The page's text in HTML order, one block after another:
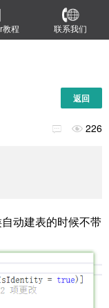
教程 联系我们
返回
  226
动建表的时候不带